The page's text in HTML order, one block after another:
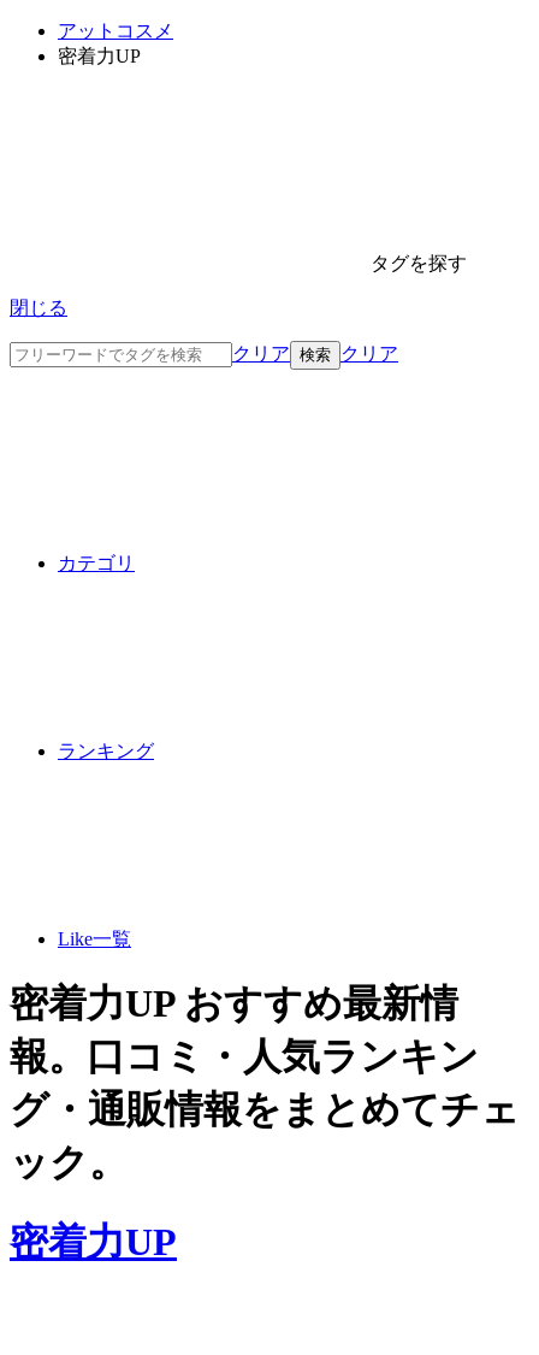
アットコスメ
密着力UP
タグを探す
閉じる
クリア クリア
カテゴリ
ランキング
Like一覧
密着力UP おすすめ最新情
報。口コミ・人気ランキン
グ・通販情報をまとめてチェ
ック。
密着力UP